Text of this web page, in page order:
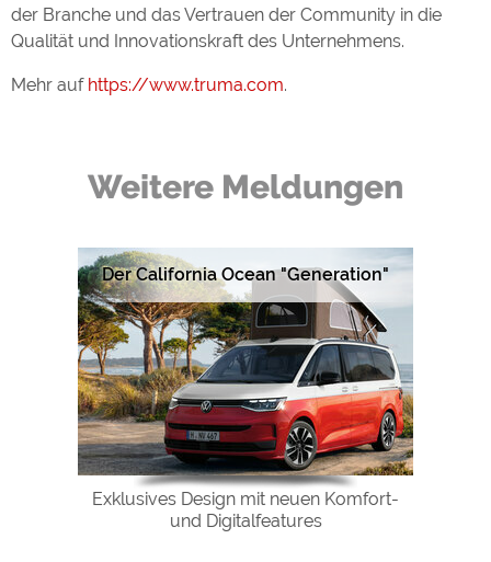
der Branche und das Vertrauen der Community in die
Qualität und Innovationskraft des Unternehmens.
Mehr auf https://www.truma.com.
Weitere Meldungen
Der California Ocean "Generation"
Exklusives Design mit neuen Komfort-
und Digitalfeatures
Marketing
Die Cookieeinstellungen können jeder Zeit im Footer